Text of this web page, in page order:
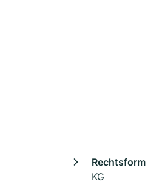
Rechtsform
KG